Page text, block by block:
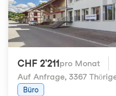
CHF 2'211 pro Monat
Auf Anfrage, 3367
Büro